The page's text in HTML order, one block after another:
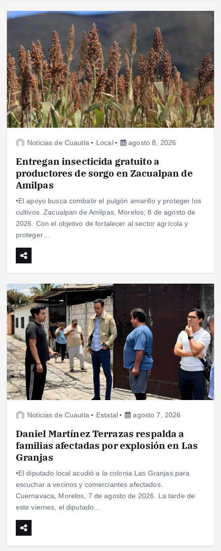
Noticias de Cuautla Local agosto 8, 2026
Entregan insecticida gratuito a
productores de sorgo en Zacualpan de
Amilpas
•El apoyo busca combatir el pulgón amarillo y proteger los
cultivos. Zacualpan de Amilpas, Morelos; 8 de agosto de
2026. Con el objetivo de fortalecer al sector agrícola y
proteger…
Noticias de Cuautla Estatal agosto 7, 2026
Daniel Martínez Terrazas respalda a
familias afectadas por explosión en Las
Granjas
•El diputado local acudió a la colonia Las Granjas para
escuchar a vecinos y comerciantes afectados.
Cuernavaca, Morelos, 7 de agosto de 2026. La tarde de
este viernes, el diputado…